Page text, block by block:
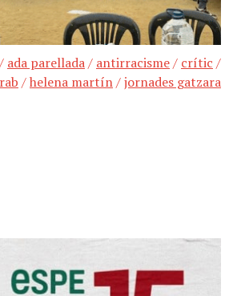
/ ada parellada/ antirracisme/ crític /
/helena martín/jornades gatzara